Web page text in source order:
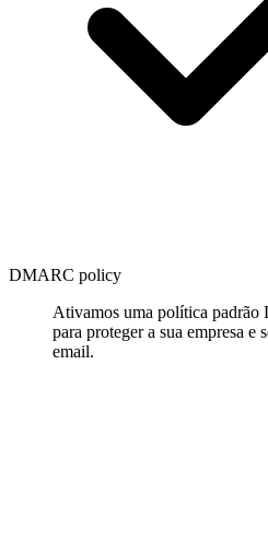
DMARC policy
Ativamos uma política
para proteger a sua empresa e
email.